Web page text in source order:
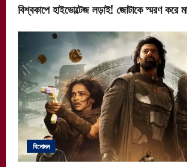
বিশ্বকাপে হাইভোল্টেজ লড়াই! জোটাকে স্মরণ করে
বিনোদন